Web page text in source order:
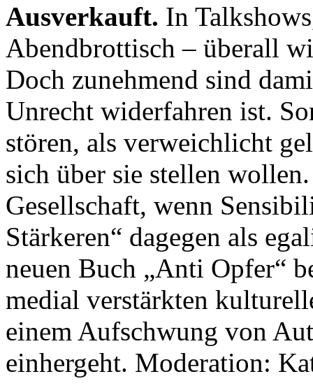
Ausverkauft. In
Abendbrottisch – überall
Doch zunehmend sind
Unrecht widerfahren ist.
stören, als verweichlicht
sich über sie stellen
Gesellschaft, wenn
Stärkeren“ dagegen als
neuen Buch „Anti Opfer“
medial verstärkten
einem Aufschwung von
einhergeht. Moderation: